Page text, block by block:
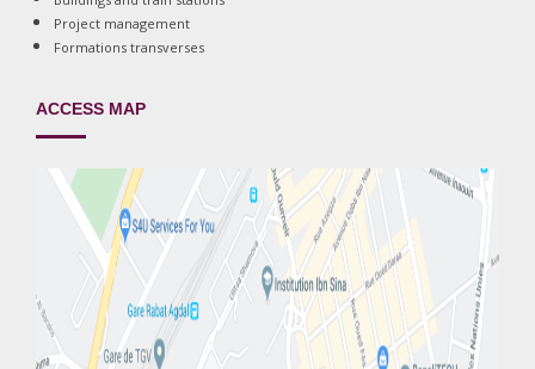
Project management
Formations transverses
ACCESS MAP